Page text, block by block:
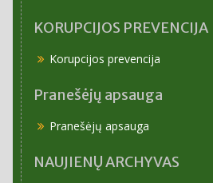
KORUPCIJOS PREVENCIJA
Korupcijos prevencija
Pranešėjų apsauga
Pranešėjų apsauga
NAUJIENŲ ARCHYVAS